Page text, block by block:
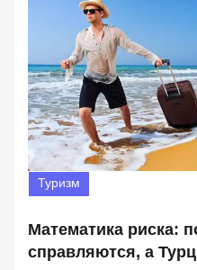
Туризм
Математика риска:
справляются, а